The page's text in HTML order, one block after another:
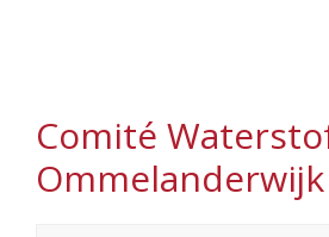
Comité
Ommelanderwijk